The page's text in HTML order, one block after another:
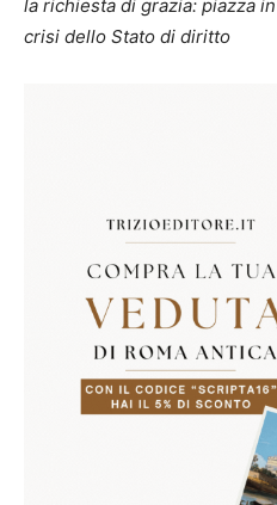
la richiesta di grazia: piazza
crisi dello Stato di diritto